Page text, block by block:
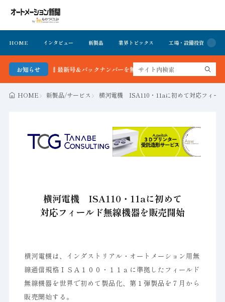
HOME インタビュー 新製品 業界トピックス 工場・設備投資
お知らせ
ン新聞 最新号＆バックナンバーを無料で公開中 詳細はこちら
HOME 新製品/サービス 横河電機 ISA110・11aに初めて対応フィー
横河電機 ISA110・11aに初めて
対応フィールド無線機器を販売開始
横河電機は、インダストリアル・オートメーション用無
線通信規格ＩＳＡ１００・１１ａに準拠したフィールド
無線機器を世界で初めて製品化、第１弾製品を７月から
販売開始する。